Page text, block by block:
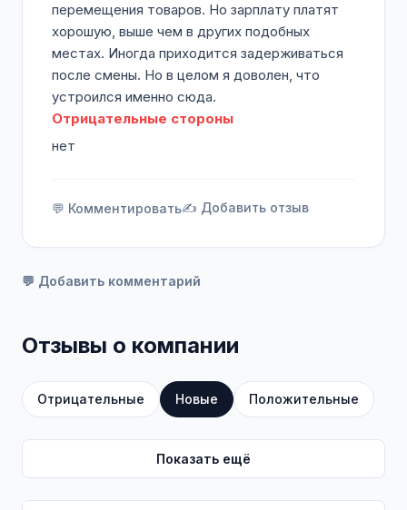
перемещения товаров. Но зарплату платят
хорошую, выше чем в других подобных
местах. Иногда приходится задерживаться
после смены. Но в целом я доволен, что
устроился именно сюда.
Отрицательные стороны
нет
💬 Комментировать✍️ Добавить отзыв
💬 Добавить комментарий
Отзывы о компании
Отрицательные Новые Положительные
Показать ещё